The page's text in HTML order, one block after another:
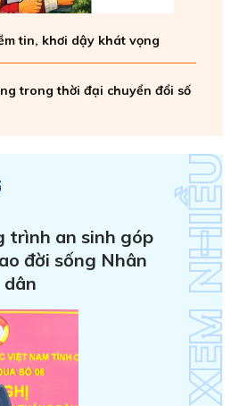
tin, khơi dậy khát vọng
trong thời đại chuyển đổi số
trình an sinh góp
đời sống Nhân
dân